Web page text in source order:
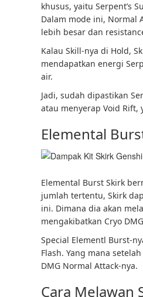
khusus, yaitu Serpent’s
Dalam mode ini, Normal
lebih besar dan
Kalau Skill-nya di Hold,
mendapatkan energi
air.
Jadi, sudah dipastikan
atau menyerap Void Rift,
Elemental
Elemental Burst Skirk
jumlah tertentu, Skirk
ini. Dimana dia akan
mengakibatkan Cryo
Special Elementl Burst-
Flash. Yang mana
DMG Normal Attack-nya.
Cara Melawan